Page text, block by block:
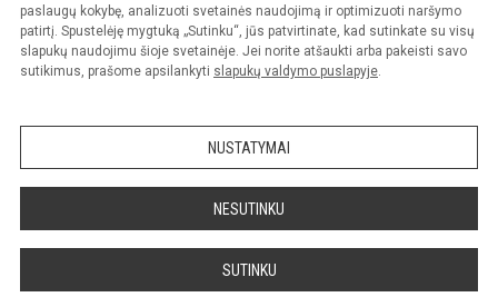
paslaugų kokybę, analizuoti svetainės naudojimą ir optimizuoti naršymo
patirtį. Spustelėję mygtuką „Sutinku“, jūs patvirtinate, kad sutinkate su visų
slapukų naudojimu šioje svetainėje. Jei norite atšaukti arba pakeisti savo
sutikimus, prašome apsilankyti slapukų valdymo puslapyje.
NUSTATYMAI
NESUTINKU
SUTINKU
draudžiama.
Prieinamumo paraiška Slapukų valdymas
Sumanus būdas atnaujinti